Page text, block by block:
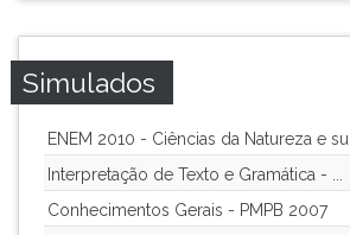
Simulados
ENEM 2010 - Ciências da Natureza e su...
Interpretação de Texto e Gramática - ...
Conhecimentos Gerais - PMPB 2007